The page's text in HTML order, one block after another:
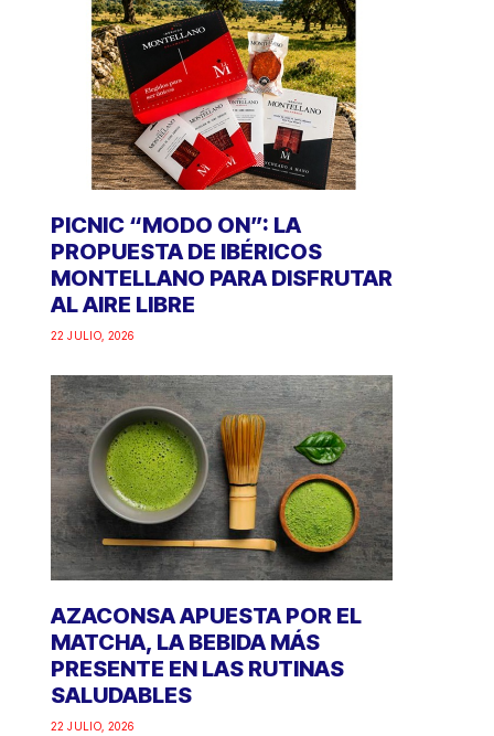
PICNIC “MODO ON”: LA
PROPUESTA DE IBÉRICOS
MONTELLANO PARA DISFRUTAR
AL AIRE LIBRE
22 JULIO, 2026
AZACONSA APUESTA POR EL
MATCHA, LA BEBIDA MÁS
PRESENTE EN LAS RUTINAS
SALUDABLES
22 JULIO, 2026